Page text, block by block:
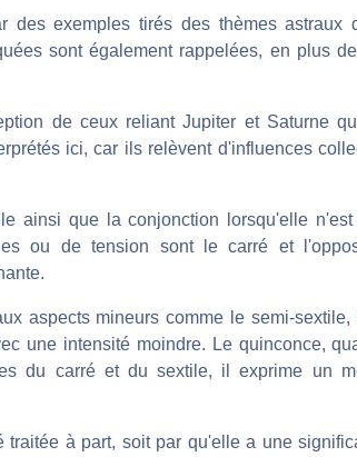
des exemples tirés des thèmes astraux
sont également rappelées, en plus
de ceux reliant Jupiter et Saturne
ici, car ils relèvent d'influences
ainsi que la conjonction lorsqu'elle
ou de tension sont le carré et
aspects mineurs comme le semi-
une intensité moindre. Le quinconce,
du carré et du sextile, il exprime un
à part, soit par qu'elle a une